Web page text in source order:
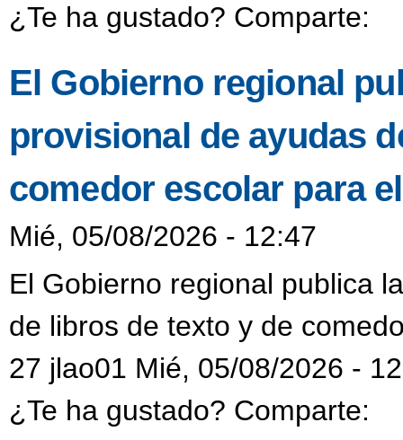
¿Te ha gustado? Comparte:
El Gobierno regional
provisional de ayudas
comedor escolar para
Mié, 05/08/2026 - 12:47
El Gobierno regional publica
de libros de texto y de
27 jlao01 Mié, 05/08/2026 -
¿Te ha gustado? Comparte: